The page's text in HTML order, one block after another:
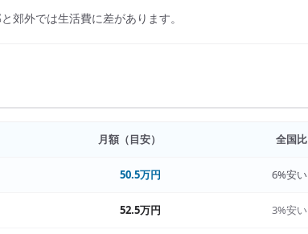
郊外では生活費に差があります。
月額（目安） 全国比
50.5万円 6%安い
52.5万円 3%安い